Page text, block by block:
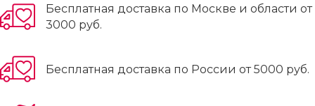
Бесплатная доставка по Москве и области от
3000 руб.
Бесплатная доставка по России от 5000 руб.